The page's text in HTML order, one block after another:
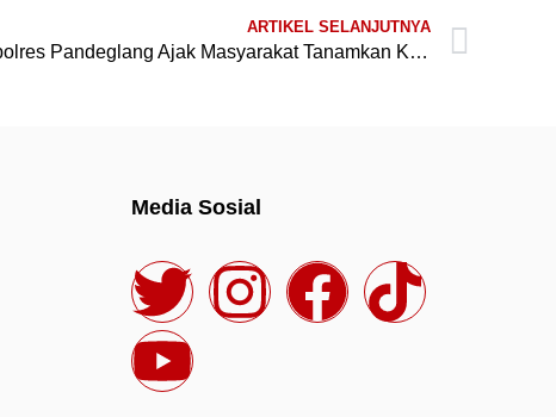
ARTIKEL SELANJUTNYA
Momentum Hari Waisak, Kapolres Pandeglang Ajak Masyarakat Tanamkan Kebajikan untuk Mewujudkan Kehidupan Harmonis
Media Sosial